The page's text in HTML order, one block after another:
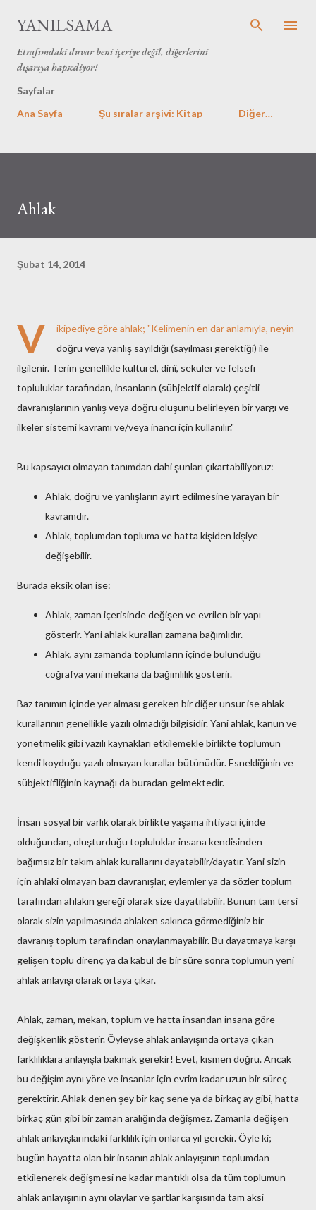
YANILSAMA
Etrafımdaki duvar beni içeriye değil, diğerlerini
dışarıya hapsediyor!
Sayfalar
Ana Sayfa
Şu sıralar arşivi: Kitap Diğer…
Ahlak
Şubat 14, 2014
V ikipediye göre ahlak; "Kelimenin en dar anlamıyla, neyin
doğru veya yanlış sayıldığı (sayılması gerektiği) ile
ilgilenir. Terim genellikle kültürel, dinî, seküler ve felsefi
topluluklar tarafından, insanların (sübjektif olarak) çeşitli
davranışlarının yanlış veya doğru oluşunu belirleyen bir yargı ve
ilkeler sistemi kavramı ve/veya inancı için kullanılır."
Bu kapsayıcı olmayan tanımdan dahi şunları çıkartabiliyoruz:
Ahlak, doğru ve yanlışların ayırt edilmesine yarayan bir
kavramdır.
Ahlak, toplumdan topluma ve hatta kişiden kişiye
değişebilir.
Burada eksik olan ise:
Ahlak, zaman içerisinde değişen ve evrilen bir yapı
gösterir. Yani ahlak kuralları zamana bağımlıdır.
Ahlak, aynı zamanda toplumların içinde bulunduğu
coğrafya yani mekana da bağımlılık gösterir.
Baz tanımın içinde yer alması gereken bir diğer unsur ise ahlak
kurallarının genellikle yazılı olmadığı bilgisidir. Yani ahlak, kanun ve
yönetmelik gibi yazılı kaynakları etkilemekle birlikte toplumun
kendi koyduğu yazılı olmayan kurallar bütünüdür. Esnekliğinin ve
sübjektifliğinin kaynağı da buradan gelmektedir.
İnsan sosyal bir varlık olarak birlikte yaşama ihtiyacı içinde
olduğundan, oluşturduğu topluluklar insana kendisinden
bağımsız bir takım ahlak kurallarını dayatabilir/dayatır. Yani sizin
için ahlaki olmayan bazı davranışlar, eylemler ya da sözler toplum
tarafından ahlakın gereği olarak size dayatılabilir. Bunun tam tersi
olarak sizin yapılmasında ahlaken sakınca görmediğiniz bir
davranış toplum tarafından onaylanmayabilir. Bu dayatmaya karşı
gelişen toplu direnç ya da kabul de bir süre sonra toplumun yeni
ahlak anlayışı olarak ortaya çıkar.
Ahlak, zaman, mekan, toplum ve hatta insandan insana göre
değişkenlik gösterir. Öyleyse ahlak anlayışında ortaya çıkan
farklılıklara anlayışla bakmak gerekir! Evet, kısmen doğru. Ancak
bu değişim aynı yöre ve insanlar için evrim kadar uzun bir süreç
gerektirir. Ahlak denen şey bir kaç sene ya da birkaç ay gibi, hatta
birkaç gün gibi bir zaman aralığında değişmez. Zamanla değişen
ahlak anlayışlarındaki farklılık için onlarca yıl gerekir. Öyle ki;
bugün hayatta olan bir insanın ahlak anlayışının toplumdan
etkilenerek değişmesi ne kadar mantıklı olsa da tüm toplumun
ahlak anlayışının aynı olaylar ve şartlar karşısında tam aksi